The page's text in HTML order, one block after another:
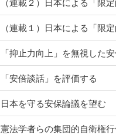
（連載２）日本による「限
（連載１）日本による「限
「抑止力向上」を無視した
「安倍談話」を評価する
日本を守る安保論議を望む
憲法学者らの集団的自衛権